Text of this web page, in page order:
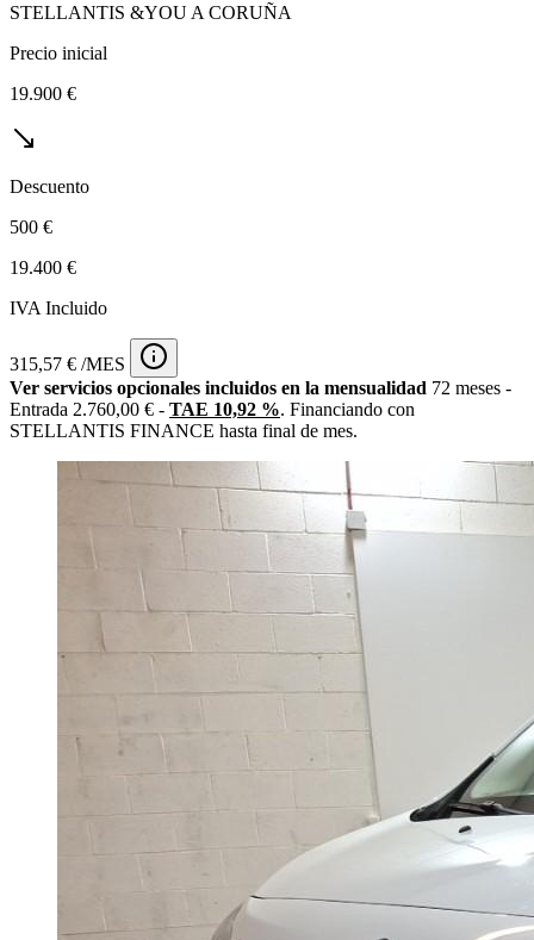
STELLANTIS &YOU A CORUÑA
Precio inicial
19.900 €
Descuento
500 €
19.400 €
IVA Incluido
315,57 € /MES
Ver servicios opcionales incluidos en la mensualidad 72 meses -
Entrada 2.760,00 € - TAE 10,92 %. Financiando con
STELLANTIS FINANCE hasta final de mes.